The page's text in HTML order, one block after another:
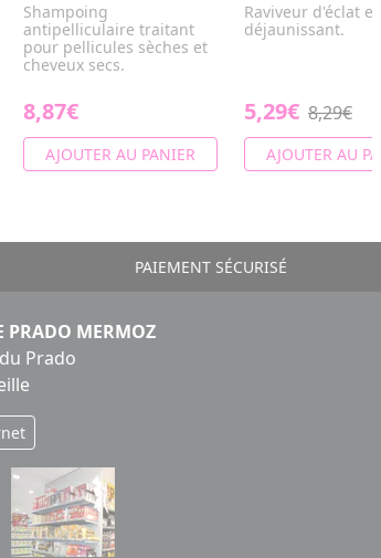
Shampoing
antipelliculaire traitant
pour pellicules sèches et
cheveux secs.
8,87€
AJOUTER AU PANIER
Raviveur d'éclat et
déjaunissant.
5,29€ 8,29€
AJOUTER AU
PAIEMENT SÉCURISÉ
PRADO MERMOZ
Prado